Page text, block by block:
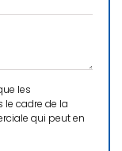
les
cadre de la
qui peut en